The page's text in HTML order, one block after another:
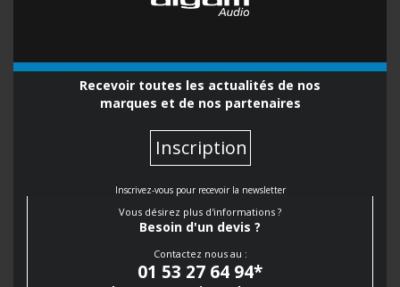
Recevoir toutes les actualités de nos
marques et de nos partenaires
Inscription
Inscrivez-vous pour recevoir la newsletter
Vous désirez plus d'informations ?
Besoin d'un devis ?
Contactez nous au :
01 53 27 64 94*